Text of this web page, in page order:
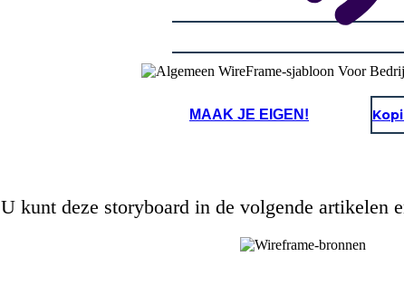
MAAK JE EIGEN!
U kunt deze storyboard in de volgende artikelen